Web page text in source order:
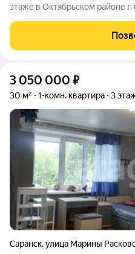
этаже в Октябрьском районе г.
площадь 31,8 м2. Выполнен
совместный санузел.
3 050 000 ₽
30 м² 1-комн. квартира 3
Саранск,улица Марины